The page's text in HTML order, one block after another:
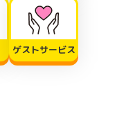
ゲストサービス